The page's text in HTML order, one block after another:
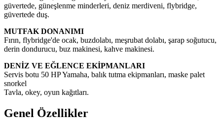
güvertede, güneşlenme minderleri, deniz merdiveni, flybridge,
güvertede duş.
MUTFAK DONANIMI
Fırın, flybridge'de ocak, buzdolabı, meşrubat dolabı, şarap soğutucu,
derin dondurucu, buz makinesi, kahve makinesi.
DENİZ VE EĞLENCE EKİPMANLARI
Servis botu 50 HP Yamaha, balık tutma ekipmanları, maske palet
snorkel
Tavla, okey, oyun kağıtları.
Genel Özellikler